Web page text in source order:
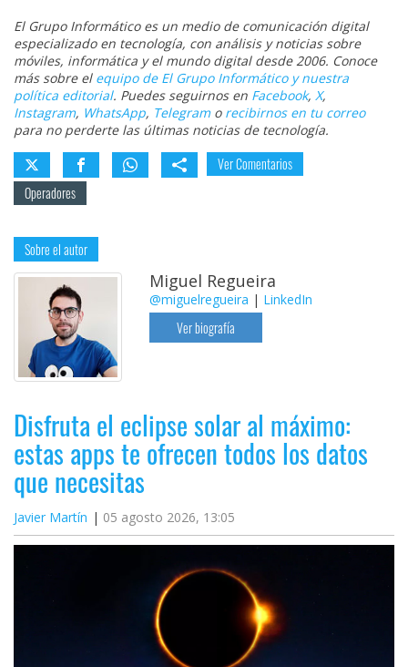
El Grupo Informático es un medio de comunicación digital
especializado en tecnología, con análisis y noticias sobre
móviles, informática y el mundo digital desde 2006. Conoce
más sobre el equipo de El Grupo Informático y nuestra
política editorial. Puedes seguirnos en Facebook, X,
Instagram, WhatsApp, Telegramo recibirnos en tu correo
para no perderte las últimas noticias de tecnología.
Ver Comentarios
Operadores
Sobre el autor
Miguel Regueira
@miguelregueira | LinkedIn
Ver biografía
Disfruta el eclipse solar al máximo:
estas apps te ofrecen todos los datos
que necesitas
Javier Martín 05 agosto 2026, 13:05